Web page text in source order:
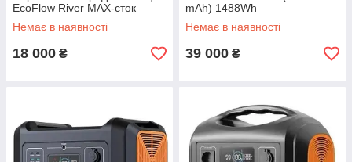
EcoFlow River MAX-сток
Немає в наявності
18 000 ₴
mAh) 1488Wh
Немає в наявності
39 000 ₴